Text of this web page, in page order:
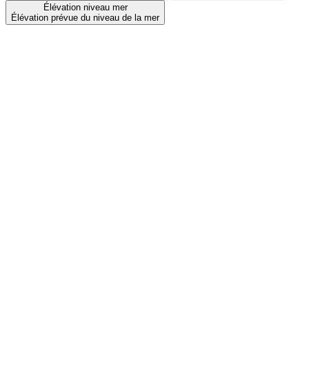
Élévation niveau mer
Élévation prévue du niveau de la mer